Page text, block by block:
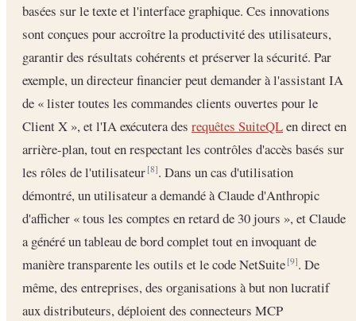
basées sur le texte et l'interface graphique. Ces innovations
sont conçues pour accroître la productivité des utilisateurs,
garantir des résultats cohérents et préserver la sécurité. Par
exemple, un directeur financier peut demander à l'assistant IA
de « lister toutes les commandes clients ouvertes pour le
Client X », et l'IA exécutera des requêtes SuiteQLen direct en
arrière-plan, tout en respectant les contrôles d'accès basés sur
les rôles de l'utilisateur[8]. Dans un cas d'utilisation
démontré, un utilisateur a demandé à Claude d'Anthropic
d'afficher « tous les comptes en retard de 30 jours », et Claude
a généré un tableau de bord complet tout en invoquant de
manière transparente les outils et le code NetSuite[9]. De
même, des entreprises, des organisations à but non lucratif
aux distributeurs, déploient des connecteurs MCP